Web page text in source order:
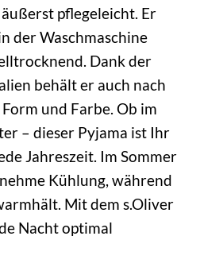
pflegeleicht. Er
der Waschmaschine
Dank der
behält er auch nach
und Farbe. Ob im
– dieser Pyjama ist Ihr
Jahreszeit. Im Sommer
Kühlung, während
Mit dem s.Oliver
Nacht optimal